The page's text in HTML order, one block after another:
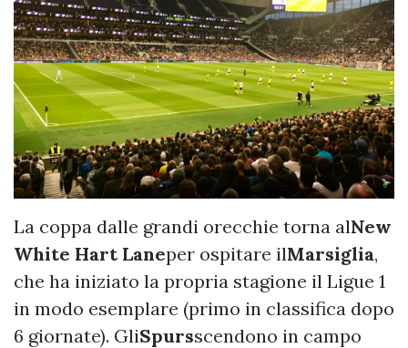
La coppa dalle grandi orecchie torna alNew
White Hart Laneper ospitare ilMarsiglia,
che ha iniziato la propria stagione il Ligue 1
in modo esemplare (primo in classifica dopo
6 giornate). GliSpursscendono in campo